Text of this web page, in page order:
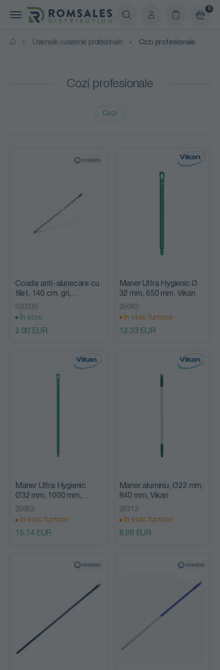
0
Ustensile curatenie profesionale Cozi profesionale
Cozi profesionale
Cozi
Coada anti-alunecare cu
filet, 140 cm, gri,
Mopatex
530335
În stoc
2.00 EUR
Maner Ultra Hygienic Ø
32 mm, 650 mm, Vikan
29662
În stoc furnizor
12.33 EUR
Maner Ultra Hygienic
Ø32 mm, 1000 mm,
Vikan
29682
În stoc furnizor
15.14 EUR
Maner aluminiu, Ø22 mm,
840 mm, Vikan
29312
În stoc furnizor
8.98 EUR